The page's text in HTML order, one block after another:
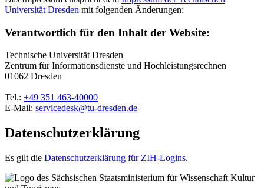
Universität Dresden mit folgenden Änderungen:
Verantwortlich für den Inhalt der Website:
Technische Universität Dresden
Zentrum für Informationsdienste und Hochleistungsrechnen
01062 Dresden
Tel.: +49 351 463-40000
E-Mail: servicedesk@tu-dresden.de
Datenschutzerklärung
Es gilt die Datenschutzerklärung für ZIH-Logins.